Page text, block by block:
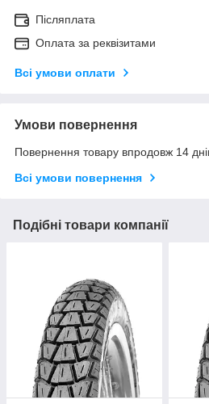
Післяплата
Оплата за реквізитами
Всі умови оплати
Умови повернення
Повернення товару впродовж 14
Всі умови повернення
Подібні товари компанії